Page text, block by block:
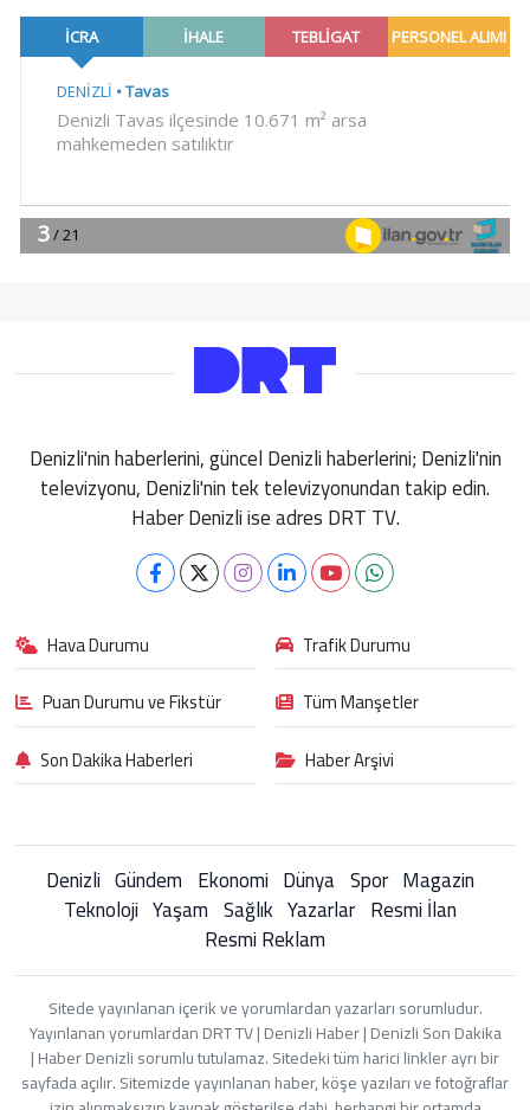
Denizli'nin haberlerini, güncel Denizli haberlerini; Denizli'nin
televizyonu, Denizli'nin tek televizyonundan takip edin.
Haber Denizli ise adres DRT TV.
Hava Durumu
Trafik Durumu
Puan Durumu ve Fikstür
Tüm Manşetler
Son Dakika Haberleri
Haber Arşivi
Denizli Gündem Ekonomi Dünya Spor Magazin
Teknoloji Yaşam Sağlık Yazarlar Resmi İlan
Resmi Reklam
Sitede yayınlanan içerik ve yorumlardan yazarları sorumludur.
Yayınlanan yorumlardan DRT TV | Denizli Haber | Denizli Son Dakika
| Haber Denizli sorumlu tutulamaz. Sitedeki tüm harici linkler ayrı bir
sayfada açılır. Sitemizde yayınlanan haber, köşe yazıları ve fotoğraflar